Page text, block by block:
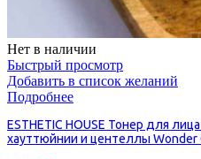
Нет в наличии
Быстрый просмотр
Добавить в список желаний
Подробнее
ESTHETIC HOUSE Тонер для
хауттюйнии и центеллы Wonder